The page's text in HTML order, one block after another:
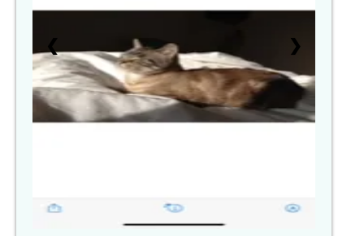
❮ ❯